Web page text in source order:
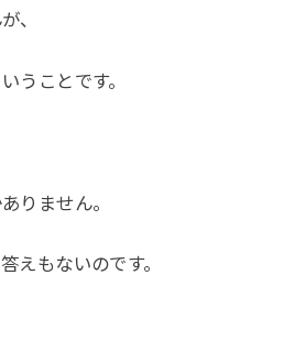
、
うことです。
りません。
えもないのです。